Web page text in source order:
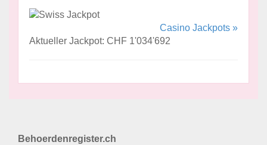
Casino Jackpots »
Aktueller Jackpot: CHF 1'034'692
Behoerdenregister.ch